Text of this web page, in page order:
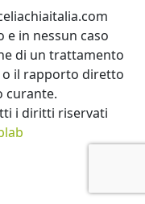
in nessun caso
di un trattamento
o il rapporto diretto
curante.
i diritti riservati